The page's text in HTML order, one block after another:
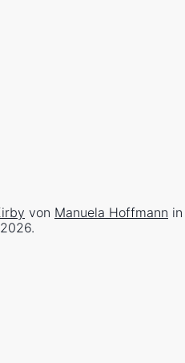
von Manuela Hoffmann in